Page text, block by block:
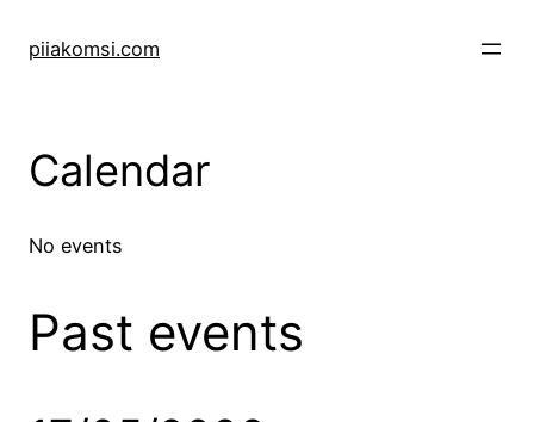
piiakomsi.com
Calendar
No events
Past events